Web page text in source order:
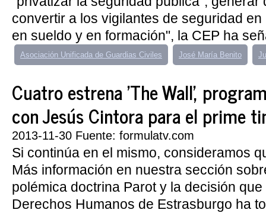
convertir a los vigilantes de seguridad
en sueldo y en formación", la CEP ha
Asociación Unificada de Guardias Civiles José María Benito
Cuatro estrena 'The Wall',
con Jesús Cintora para el prime
2013-11-30 Fuente: formulatv.com
Si continúa en el mismo, consideramos
Más información en nuestra sección
polémica doctrina Parot y la decisión
Derechos Humanos de Estrasburgo ha